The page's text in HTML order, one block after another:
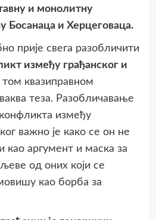
и монолитну
Босанаца и Херцеговаца.
прије свега разобличити
између грађанског и
квазиправном
теза. Разобличавање
између
важно је како се он не
као аргумент и маска за
од оних који се
као борба за